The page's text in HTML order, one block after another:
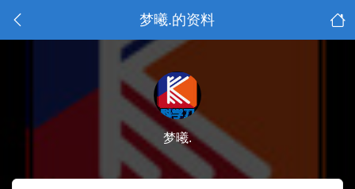
梦曦.的资料
梦曦.